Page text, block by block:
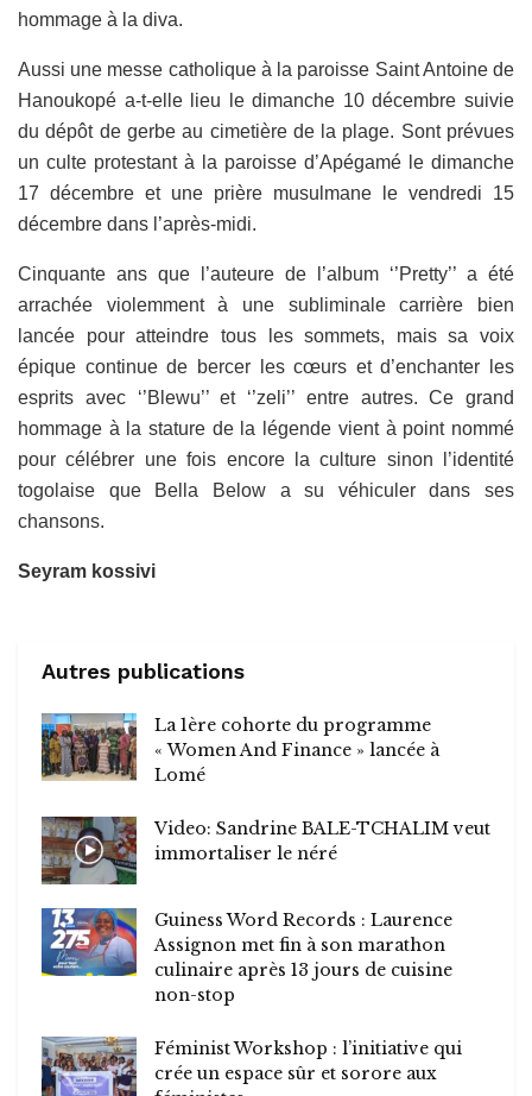
hommage à la diva.
Aussi une messe catholique à la paroisse Saint Antoine de
Hanoukopé a-t-elle lieu le dimanche 10 décembre suivie
du dépôt de gerbe au cimetière de la plage. Sont prévues
un culte protestant à la paroisse d’Apégamé le dimanche
17 décembre et une prière musulmane le vendredi 15
décembre dans l’après-midi.
Cinquante ans que l’auteure de l’album ‘’Pretty’’ a été
arrachée violemment à une subliminale carrière bien
lancée pour atteindre tous les sommets, mais sa voix
épique continue de bercer les cœurs et d’enchanter les
esprits avec ‘’Blewu’’ et ‘’zeli’’ entre autres. Ce grand
hommage à la stature de la légende vient à point nommé
pour célébrer une fois encore la culture sinon l’identité
togolaise que Bella Below a su véhiculer dans ses
chansons.
Seyram kossivi
Autres publications
La 1ère cohorte du programme
« Women And Finance » lancée à
Lomé
Video: Sandrine BALE-TCHALIM veut
immortaliser le néré
Guiness Word Records : Laurence
Assignon met fin à son marathon
culinaire après 13 jours de cuisine
non-stop
Féminist Workshop : l’initiative qui
crée un espace sûr et sorore aux